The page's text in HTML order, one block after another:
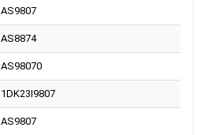
AS9807
AS8874
AS98070
1DK23I9807
AS9807